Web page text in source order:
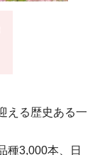
える歴史ある一
種3,000本、日